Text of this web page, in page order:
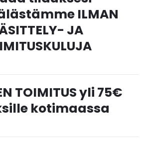
ILMAN
JA
TOIMITUS yli 75€
kotimaassa